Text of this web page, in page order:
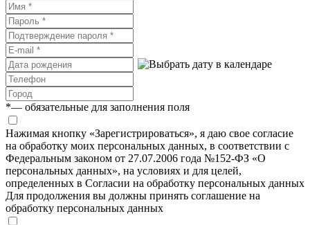
*— обязательные для заполнения поля
Нажимая кнопку «Зарегистрироваться», я даю свое согласие
на обработку моих персональных данных, в соответствии с
Федеральным законом от 27.07.2006 года №152-ФЗ «О
персональных данных», на условиях и для целей,
определенных в Согласии на обработку персональных данных
Для продолжения вы должны принять соглашение на
обработку персональных данных